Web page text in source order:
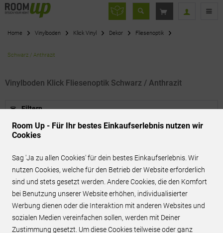
Home Vinylboden Klick Vinyl Dekor Fliesenoptik
Schwarz / Anthrazit
Vinylboden Klick Fliesenoptik Schwarz / Anthrazit
Filtern
BEST-PREIS ANFRAGEN
Room Up - Für Ihr bestes Einkaufserlebnis nutzen wir
Cookies
Sag 'Ja zu allen Cookies' für dein bestes Einkaufserlebnis. Wir
nutzen Cookies, welche für den Betrieb der Website erforderlich
sind und stets gesetzt werden. Andere Cookies, die den Komfort
bei Benutzung unserer Website erhöhen, individualisierter
Werbung dienen oder die Interaktion mit anderen Websites und
sozialen Medien vereinfachen sollen, werden mit Deiner
Zustimmung gesetzt. Um diese Cookies teilweise oder ganz